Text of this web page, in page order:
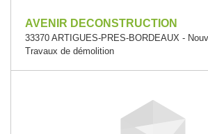
AVENIR DECONSTRUCTION
33370 ARTIGUES-PRES-BORDEAUX -
Travaux de démolition